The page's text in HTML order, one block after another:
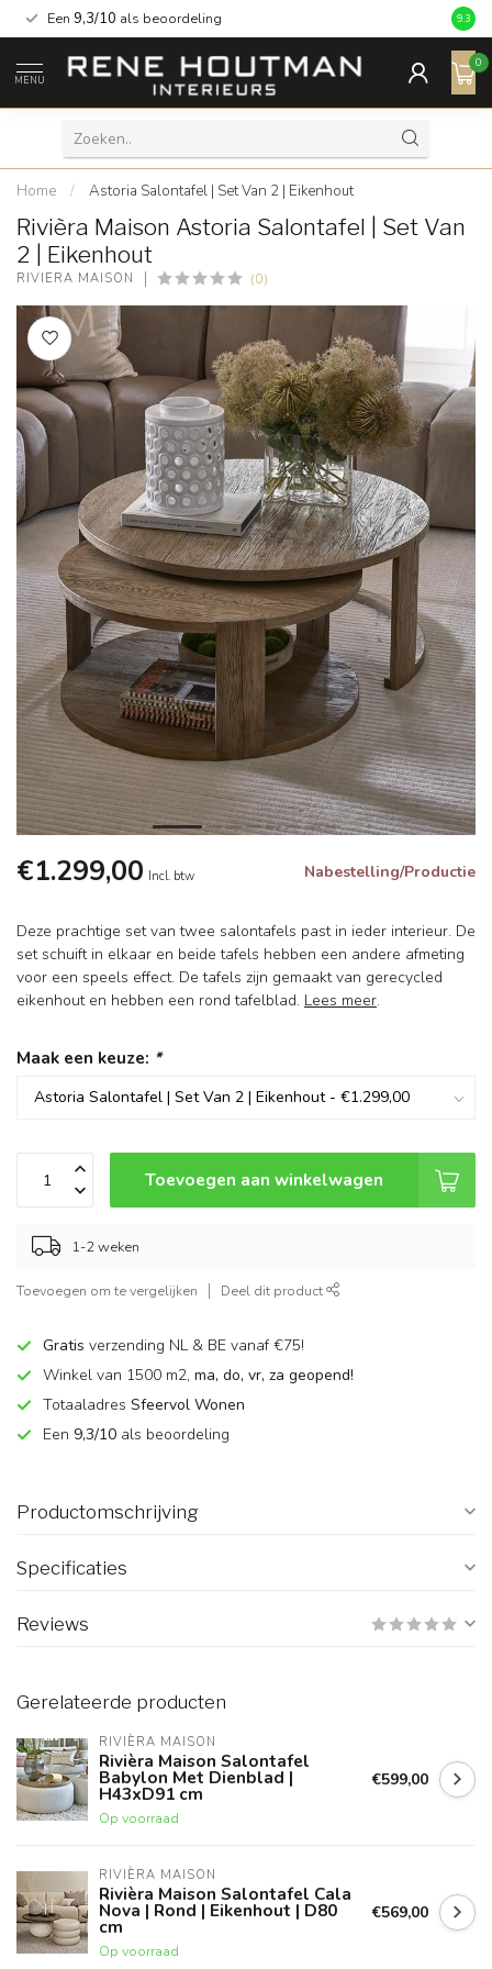
Een 9,3/10 als beoordeling 9.3
MENU
0
Home / Astoria Salontafel | Set Van 2 | Eikenhout
Rivièra Maison Astoria Salontafel | Set Van
2 | Eikenhout
RIVIÈRA MAISON (0)
€1.299,00 Incl. btw Nabestelling/Productie
Deze prachtige set van twee salontafels past in ieder interieur. De
set schuift in elkaar en beide tafels hebben een andere afmeting
voor een speels effect. De tafels zijn gemaakt van gerecycled
eikenhout en hebben een rond tafelblad. Lees meer.
Maak een keuze: *
Toevoegen aan winkelwagen
1-2 weken
Toevoegen om te vergelijken Deel dit product
Gratis verzending NL & BE vanaf €75!
Winkel van 1500 m2, ma, do, vr, za geopend!
Totaaladres Sfeervol Wonen
Een 9,3/10 als beoordeling
Productomschrijving
Specificaties
Reviews
Gerelateerde producten
RIVIÈRA MAISON
Rivièra Maison Salontafel
Babylon Met Dienblad |
H43xD91 cm
Op voorraad
€599,00
RIVIÈRA MAISON
Rivièra Maison Salontafel Cala
Nova | Rond | Eikenhout | D80
cm
Op voorraad
€569,00